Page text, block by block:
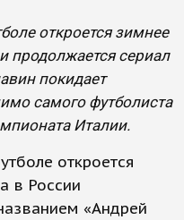
откроется зимнее
продолжается сериал
покидает
самого футболиста
Италии.
откроется
в России
«Андрей